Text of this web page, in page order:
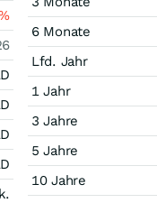
6 Monate
Lfd. Jahr
1 Jahr
3 Jahre
5 Jahre
10 Jahre